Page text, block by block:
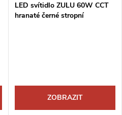
LED svítidlo ZULU 60W CCT
hranaté černé stropní
ZOBRAZIT